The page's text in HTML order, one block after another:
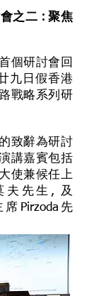
之二 : 聚焦
個研討會回
九日假香港
戰略系列研
致辭為研討
講嘉賓包括
使兼候任上
夫先生, 及
席Pirzoda先